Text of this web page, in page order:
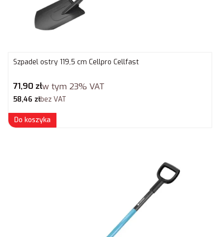
Szpadel ostry 119,5 cm Cellpro Cellfast
Cena brutto
71,90 złw tym 23% VAT
Cena netto
58,46 złbez VAT
Do koszyka